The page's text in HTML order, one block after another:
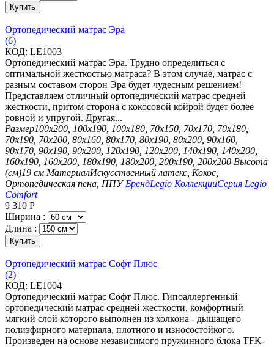
Купить
Ортопедический матрас Эра
(6)
КОД: LE1003
Ортопедический матрас Эра. Трудно определиться с
оптимальной жесткостью матраса? В этом случае, матрас с
разным составом сторон Эра будет чудесным решением!
Представляем отличный ортопедический матрас средней
жесткости, притом сторона с кокосовой койрой будет более
ровной и упругой. Другая...
Размер100х200, 100х190, 100х180, 70х150, 70х170, 70х180,
70х190, 70х200, 80х160, 80х170, 80х190, 80х200, 90х160,
90х170, 90х190, 90х200, 120х190, 120х200, 140х190, 140х200,
160х190, 160х200, 180х190, 180х200, 200х190, 200х200 Высота
(см)19 см МатериалИскусственный латекс, Кокос,
Ортопедическая пена, ППУ БрендLegio КоллекцииСерия Legio
Comfort
9 310 Р
Ширина :
Длина :
Купить
Ортопедический матрас Софт Плюс
(2)
КОД: LE1004
Ортопедический матрас Софт Плюс. Гипоаллергенный
ортопедический матрас средней жесткости, комфортный
мягкий слой которого выполнен из холкона - дышащего
полиэфирного материала, плотного и износостойкого.
Произведен на основе независимого пружинного блока TFK-